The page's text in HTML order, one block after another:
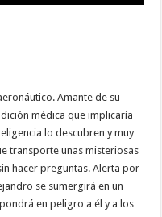
Amante de su
médica que implicaría
lo descubren y muy
transporte unas misteriosas
hacer preguntas. Alerta por
se sumergirá en un
en peligro a él y a los